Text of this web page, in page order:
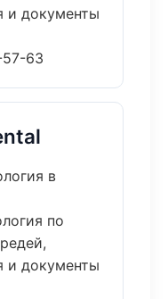
и документы
63
в
по
и документы